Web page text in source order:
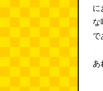
に
な
で
あ